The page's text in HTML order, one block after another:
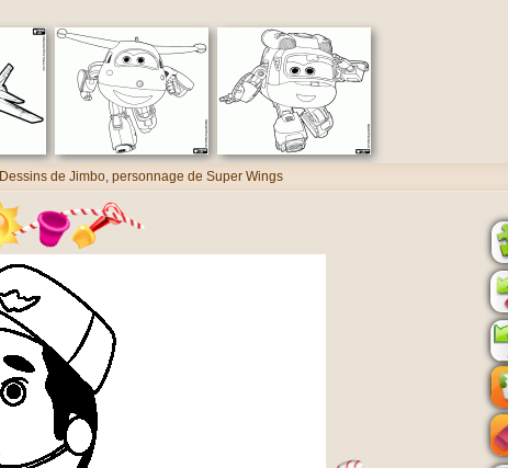
Dessins de Jimbo, personnage de Super Wings